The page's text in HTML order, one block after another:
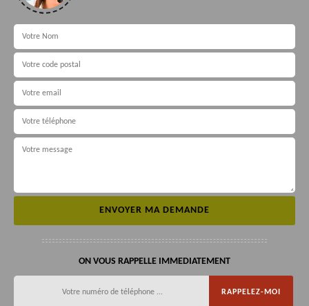
ON VOUS RAPPELLE IMMEDIATEMENT